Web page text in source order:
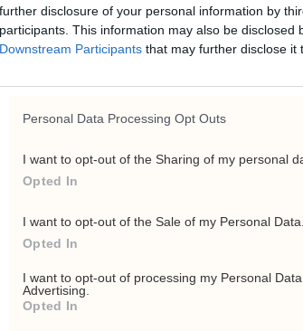
further disclosure of your personal information by
participants. This information may also be disclosed
Downstream Participants that may further disclose it
Personal Data Processing Opt Outs
I want to opt-out of the Sharing of my personal
Opted In
I want to opt-out of the Sale of my Personal Data.
Opted In
I want to opt-out of processing my Personal
Advertising.
Opted In
Slakter Bech Holtes Norge-